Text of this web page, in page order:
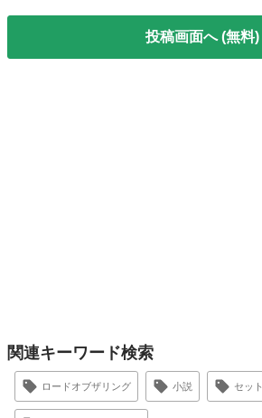
投稿画面へ (無料)
関連キーワード検索
ロードオブザリング 小説 セット